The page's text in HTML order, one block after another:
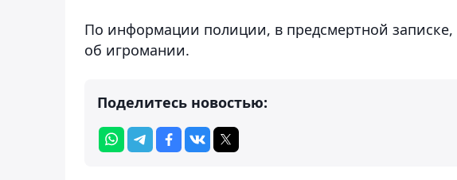
По информации полиции, в предсмертной записке,
об игромании.
Поделитесь новостью: